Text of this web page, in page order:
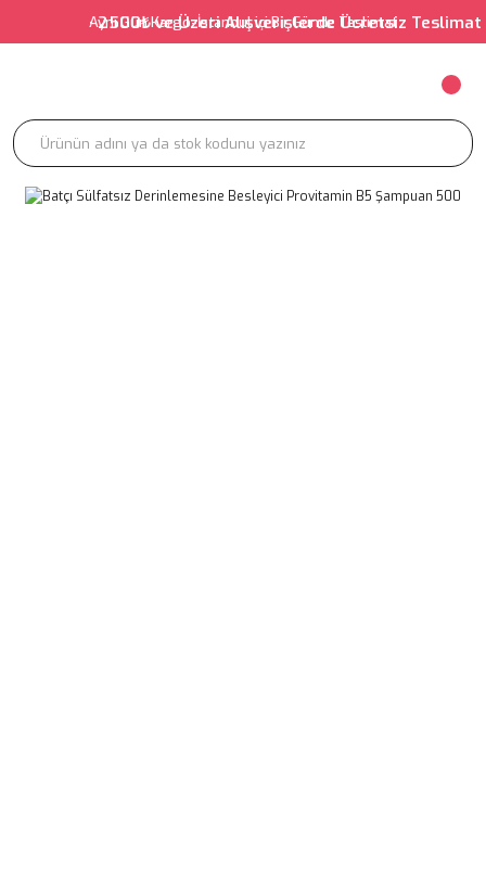
Aynı Gün Kargo-İstanbul içi Bir Günde Teslimat
• 2500₺ ve Üzeri Alışverişlerde Ücretsiz Teslimat